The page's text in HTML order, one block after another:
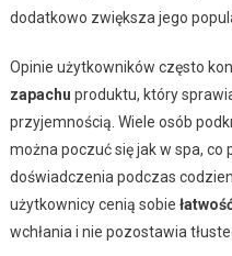
dodatkowo zwiększa jego
Opinie użytkowników często
zapachu produktu, który
przyjemnością. Wiele osób
można poczuć się jak w spa, co
doświadczenia podczas
użytkownicy cenią sobie
wchłania i nie pozostawia